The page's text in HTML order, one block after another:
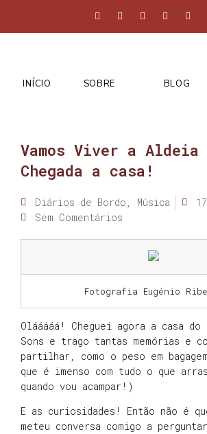
INÍCIO SOBRE BLOG
Vamos Viver a
Chegada a casa!
Diários de Bordo , Música
Sem Comentários
Fotografia Eugénio
Olááááá! Cheguei agora a casa
Sons e trago tantas memórias e
partilhar, como o peso em
que é imenso com tudo o que
quando vou acampar!)
E as curiosidades! Então não é
meteu conversa comigo a